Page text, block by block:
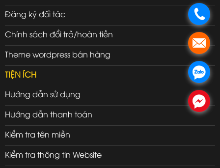
Đăng ký đối tác
Chính sách đổi trả/hoàn tiền
Theme wordpress bán hàng
TIỆN ÍCH
Hướng dẫn sử dụng
Hướng dẫn thanh toán
Kiểm tra tên miền
Kiểm tra thông tin Website
.
.
.
.